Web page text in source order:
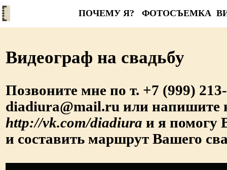
ПОЧЕМУ Я? ФОТОСЪЕМКА
Видеограф на свадьбу
Позвоните мне по т. +7 (999)
diadiura@mail.ru или напишите
http://vk.com/diadiura и я помогу
и составить маршрут Вашего